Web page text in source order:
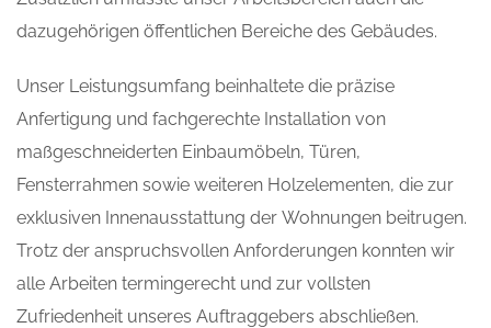
dazugehörigen öffentlichen Bereiche des Gebäudes.
Unser Leistungsumfang beinhaltete die präzise
Anfertigung und fachgerechte Installation von
maßgeschneiderten Einbaumöbeln, Türen,
Fensterrahmen sowie weiteren Holzelementen, die zur
exklusiven Innenausstattung der Wohnungen beitrugen.
Trotz der anspruchsvollen Anforderungen konnten wir
alle Arbeiten termingerecht und zur vollsten
Zufriedenheit unseres Auftraggebers abschließen.